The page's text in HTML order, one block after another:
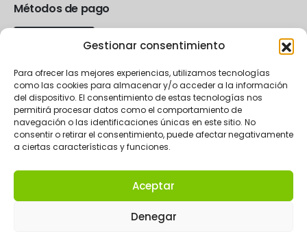
Gestionar consentimiento
Para ofrecer las mejores experiencias, utilizamos tecnologías
como las cookies para almacenar y/o acceder a la información
del dispositivo. El consentimiento de estas tecnologías nos
permitirá procesar datos como el comportamiento de
navegación o las identificaciones únicas en este sitio. No
consentir o retirar el consentimiento, puede afectar negativamente
a ciertas características y funciones.
Aceptar
Denegar
Métodos de pago
2024 La Rueda eCommerce.